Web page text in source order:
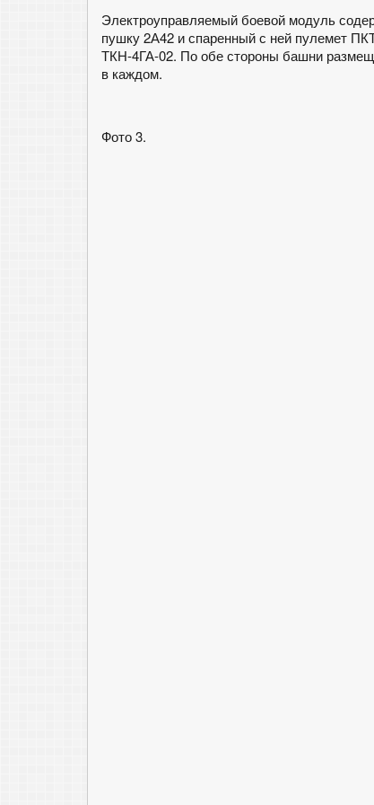
Электроуправляемый боевой модуль
пушку 2А42 и спаренный с ней пулемет
ТКН-4ГА-02. По обе стороны башни
в каждом.
Фото 3.